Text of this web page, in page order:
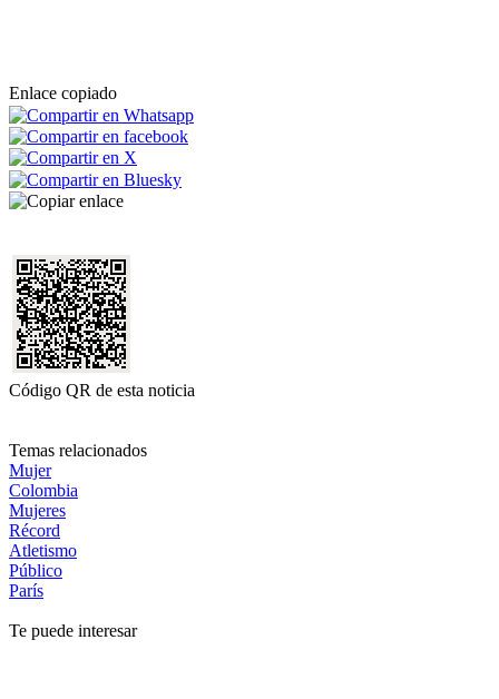
Enlace copiado
Código QR de esta noticia
Temas relacionados
Mujer
Colombia
Mujeres
Récord
Atletismo
Público
París
Te puede interesar